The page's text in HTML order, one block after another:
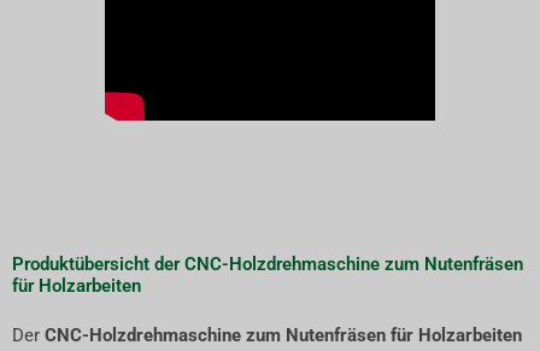
Produktübersicht der CNC-Holzdrehmaschine zum Nutenfräsen
für Holzarbeiten
Der CNC-Holzdrehmaschine zum Nutenfräsen für Holzarbeiten